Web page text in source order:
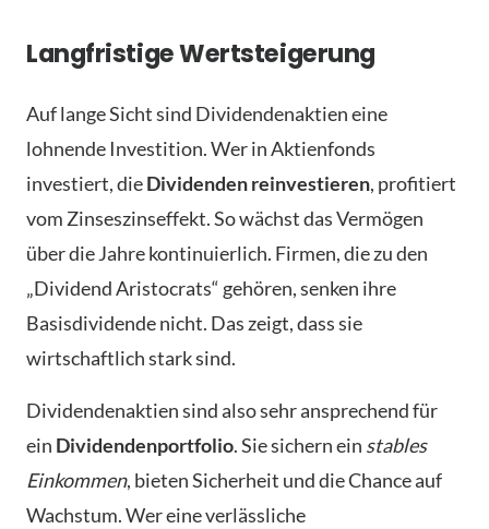
Langfristige Wertsteigerung
Auf lange Sicht sind Dividendenaktien eine
lohnende Investition. Wer in Aktienfonds
investiert, dieDividenden reinvestieren, profitiert
vom Zinseszinseffekt. So wächst das Vermögen
über die Jahre kontinuierlich. Firmen, die zu den
„Dividend Aristocrats“ gehören, senken ihre
Basisdividende nicht. Das zeigt, dass sie
wirtschaftlich stark sind.
Dividendenaktien sind also sehr ansprechend für
ein Dividendenportfolio. Sie sichern ein stables
Einkommen, bieten Sicherheit und die Chance auf
Wachstum. Wer eine verlässliche